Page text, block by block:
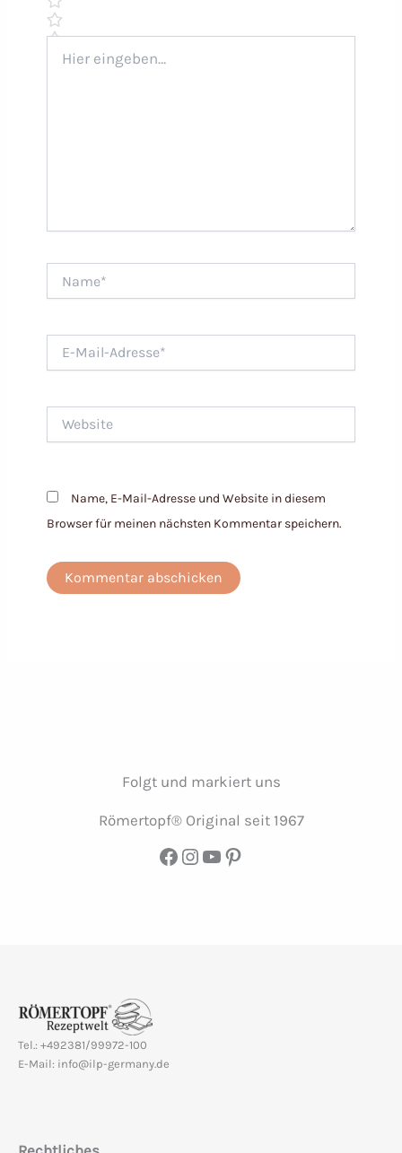
eingeben…
Mail-
Name, E-Mail-Adresse und Website in diesem
Browser für meinen nächsten Kommentar speichern.
Folgt und markiert uns
Römertopf® Original seit 1967
Facebook
Instagram
YouTube
Pinterest
Tel.: +492381/99972-100
E-Mail: info@ilp-germany.de